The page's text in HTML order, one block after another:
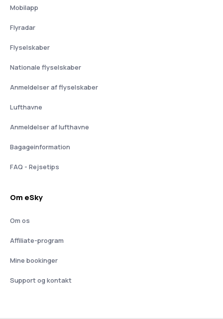
Mobilapp
Flyradar
Flyselskaber
Nationale flyselskaber
Anmeldelser af flyselskaber
Lufthavne
Anmeldelser af lufthavne
Bagageinformation
FAQ - Rejsetips
Om eSky
Om os
Affiliate-program
Mine bookinger
Support og kontakt